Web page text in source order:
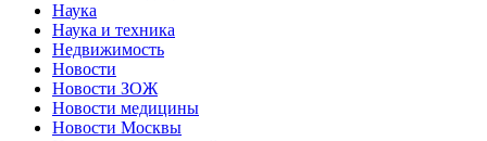
Наука
Наука и техника
Недвижимость
Новости
Новости ЗОЖ
Новости медицины
Новости Москвы